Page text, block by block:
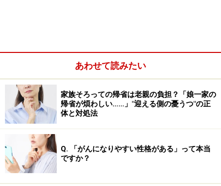
氷山に例えると、海上に見える部分が「自我」（エゴ）、海
の下にある部分も含めた氷山全体の中心を「自己」（セル
フ）。こう捉えると、「自我実現」と「自己実現」の違いが
分かりやすくなります
「自我」と「自己」との関係は、よく「氷山」の構造に
たとえられます。私たちが通常「氷山」を想像するとき
には、海上に見えている部分だけを思い浮かべると思い
あわせて読みたい
家族そろっての帰省は老親の負担？「娘一家の
帰省が煩わしい……」"迎える側の憂うつ"の正
体と対処法
Q. 「がんになりやすい性格がある」って本当
ですか？